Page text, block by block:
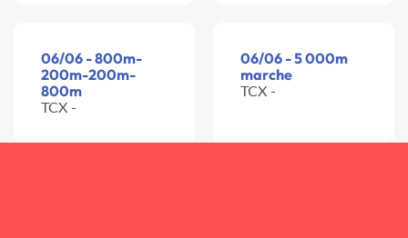
06/06 - 800m-
200m-200m-
800m
TCX -
06/06 - 5 000m
marche
TCX -